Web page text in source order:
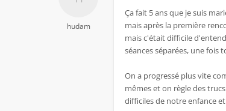
hudam
Ça fait 5 ans que je suis
mais après la première
mais c'était difficile
séances séparées, une fois
On a progressé plus vite
mêmes et on règle des
difficiles de notre enfance